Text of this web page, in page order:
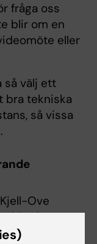
fråga oss
blir om en
eller
så välj ett
bra tekniska
så vissa
Ove
driva igenom